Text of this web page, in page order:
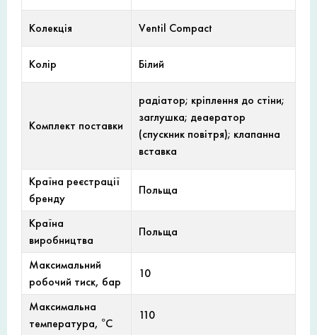
Колекція Ventil Compact
Колір Білий
Комплект поставки
радіатор; кріплення до стіни;
заглушка; деаератор
(спускник повітря); клапанна
вставка
Країна реєстрації
бренду
Польща
Країна
виробництва
Польща
Максимальний
робочий тиск, бар
10
Максимальна
температура, °С
110